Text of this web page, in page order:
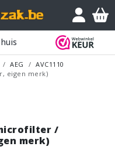
AEG
AVC1110
eigen merk)
/
merk)
Vraagje?